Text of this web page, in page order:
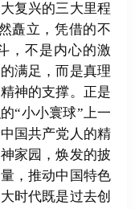
复兴的三大里程
矗立，凭借的不
，不是内心的激
满足，而是真理
神的支撑。正是
“小小寰球”上一
国共产党人的精
家园，焕发的披
，推动中国特色
时代既是过去创